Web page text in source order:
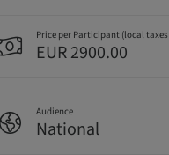
Price per Participant (local
EUR 2900.00
Audience
National